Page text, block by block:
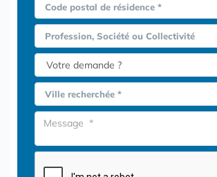
Code postal de résidence *
Profession, Société ou Collectivité
Ville recherchée *